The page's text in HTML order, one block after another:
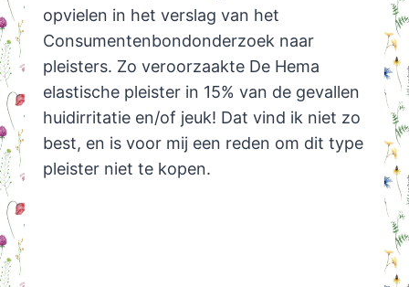
opvielen in het verslag van het
Consumentenbondonderzoek naar
pleisters. Zo veroorzaakte De Hema
elastische pleister in 15% van de gevallen
huidirritatie en/of jeuk! Dat vind ik niet zo
best, en is voor mij een reden om dit type
pleister niet te kopen.